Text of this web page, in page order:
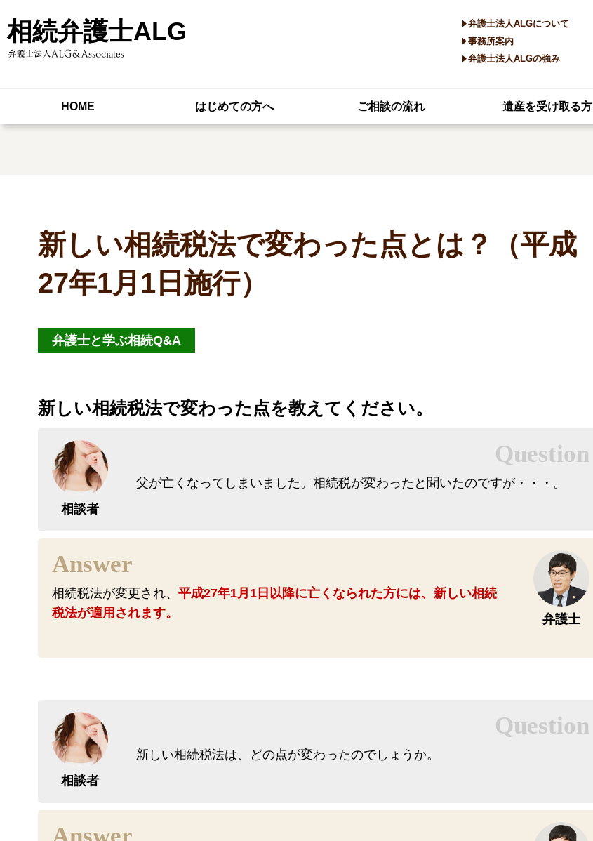
相続弁護士ALG
弁護士法人ALGについて
事務所案内
弁護士法人ALGの強み
HOME はじめての方へ ご相談の流れ 遺産を受け取る方
新しい相続税法で変わった点とは？（平成
27年1月1日施行）
弁護士と学ぶ相続Q&A
新しい相続税法で変わった点を教えてください。
相談者
父が亡くなってしまいました。相続税が変わったと聞いたのですが・・・。
弁護士
相続税法が変更され、 平成27年1月1日以降に亡くなられた方には、新しい相続
税法が適用されます。
相談者
新しい相続税法は、どの点が変わったのでしょうか。